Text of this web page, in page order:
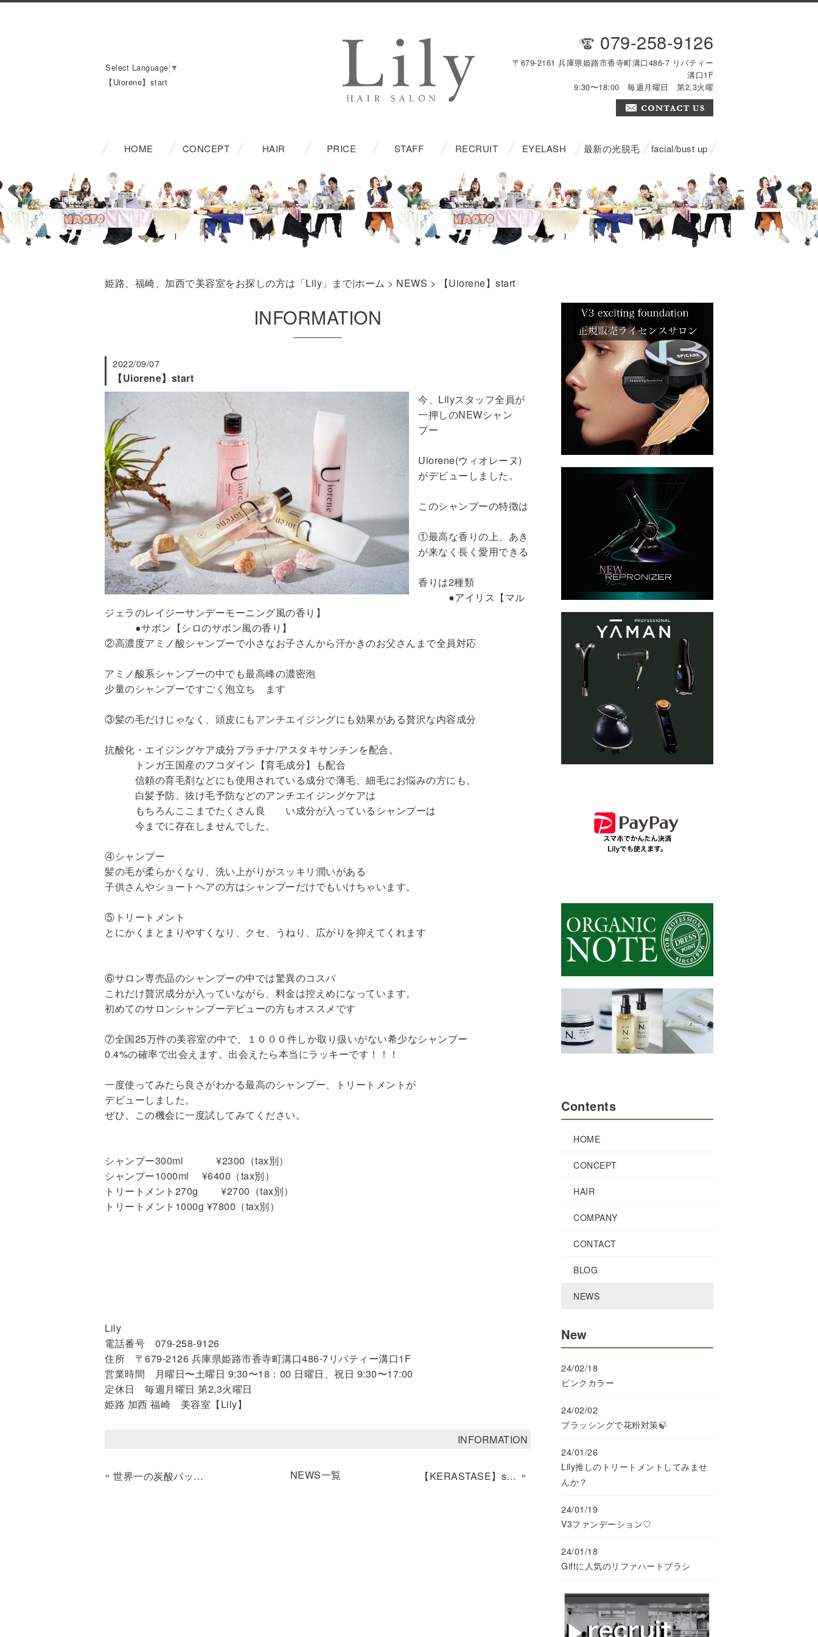
Select Language ▼
【Uiorene】start
079-258-9126
〒679-2161 兵庫県姫路市香寺町溝口486-7 リバティー
溝口1F
9:30〜18:00 毎週月曜日 第2,3火曜
HOME CONCEPT HAIR PRICE STAFF RECRUIT EYELASH 最新の光脱毛 facial/bust up
姫路、福崎、加西で美容室をお探しの方は「Lily」まで|ホーム > NEWS > 【Uiorene】start
INFORMATION
2022/09/07
【Uiorene】start
今、Lilyスタッフ全員が
一押しのNEWシャン
プー
Uiorene(ウィオレーヌ)
がデビューしました。
このシャンプーの特徴は
①最高な香りの上、あき
が来なく長く愛用できる
香りは2種類
●アイリス【マル
ジェラのレイジーサンデーモーニング風の香り】
●サボン【シロのサボン風の香り】
②高濃度アミノ酸シャンプーで小さなお子さんから汗かきのお父さんまで全員対応
アミノ酸系シャンプーの中でも最高峰の濃密泡
少量のシャンプーですごく泡立ち ます
③髪の毛だけじゃなく、頭皮にもアンチエイジングにも効果がある贅沢な内容成分
抗酸化・エイジングケア成分プラチナ/アスタキサンチンを配合。
トンガ王国産のフコダイン【育毛成分】も配合
信頼の育毛剤などにも使用されている成分で薄毛、細毛にお悩みの方にも。
白髪予防、抜け毛予防などのアンチエイジングケアは
もちろんここまでたくさん良 い成分が入っているシャンプーは
今までに存在しませんでした。
④シャンプー
髪の毛が柔らかくなり、洗い上がりがスッキリ潤いがある
子供さんやショートヘアの方はシャンプーだけでもいけちゃいます。
⑤トリートメント
とにかくまとまりやすくなり、クセ、うねり、広がりを抑えてくれます
⑥サロン専売品のシャンプーの中では驚異のコスパ
これだけ贅沢成分が入っていながら、料金は控えめになっています。
初めてのサロンシャンプーデビューの方もオススメです
⑦全国25万件の美容室の中で、１０００件しか取り扱いがない希少なシャンプー
0.4%の確率で出会えます。出会えたら本当にラッキーです！！！
一度使ってみたら良さがわかる最高のシャンプー、トリートメントが
デビューしました。
ぜひ、この機会に一度試してみてください。
シャンプー300ml ¥2300（tax別）
シャンプー1000ml ¥6400（tax別）
トリートメント270g ¥2700（tax別）
トリートメント1000g ¥7800（tax別）
Lily
電話番号 079-258-9126
住所 〒679-2126 兵庫県姫路市香寺町溝口486-7リバティー溝口1F
営業時間 月曜日〜土曜日 9:30〜18：00 日曜日、祝日 9:30〜17:00
定休日 毎週月曜日 第2,3火曜日
姫路 加西 福崎 美容室【Lily】
INFORMATION
« 世界一の炭酸パック【erdure】start NEWS一覧 【KERASTASE】start »
Contents
HOME
CONCEPT
HAIR
COMPANY
CONTACT
BLOG
NEWS
New
24/02/18
ピンクカラー
24/02/02
ブラッシングで花粉対策🍃
24/01/26
Lily推しのトリートメントしてみませ
んか？
24/01/19
V3ファンデーション♡
24/01/18
Giftに人気のリファハートブラシ